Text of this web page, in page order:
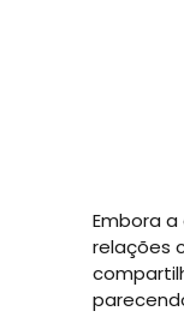
Embora
relações